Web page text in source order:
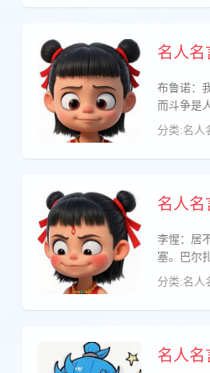
名人名
布鲁诺：
而斗争是
分类:名人
名人名
李惺：居
塞。巴尔
分类:名人
名人名